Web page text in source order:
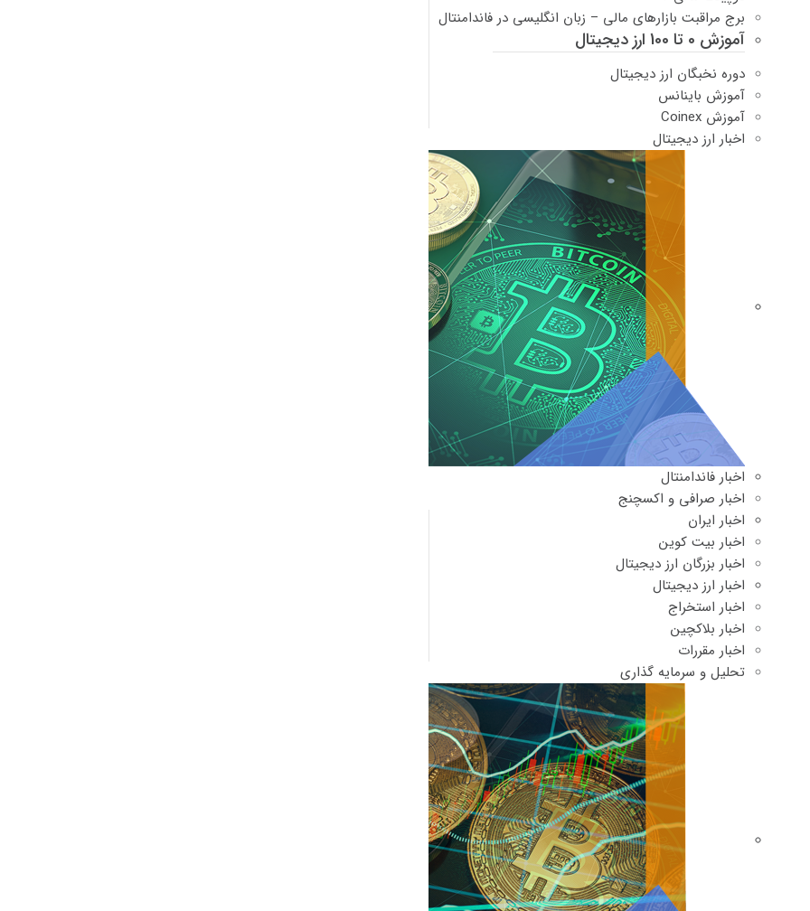
برج مراقبت بازارهای مالی – زبان انگلیسی در فاندامنتال
آموزش 0 تا 100 ارز دیجیتال
دوره نخبگان ارز دیجیتال
آموزش باینانس
آموزش Coinex
اخبار ارز دیجیتال
اخبار فاندامنتال
اخبار صرافی و اکسچنج
اخبار ایران
اخبار بیت کوین
اخبار بزرگان ارز دیجیتال
اخبار ارز دیجیتال
اخبار استخراج
اخبار بلاکچین
اخبار مقررات
تحلیل و سرمایه گذاری